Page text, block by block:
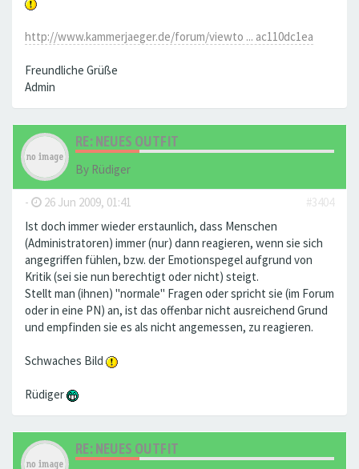
http://www.kammerjaeger.de/forum/viewto ... ac110dc1ea
Freundliche Grüße
Admin
RE: NEUES OUTFIT
By Rüdiger
- 26 Jun 2009, 01:41
#3404
Ist doch immer wieder erstaunlich, dass Menschen
(Administratoren) immer (nur) dann reagieren, wenn sie sich
angegriffen fühlen, bzw. der Emotionspegel aufgrund von
Kritik (sei sie nun berechtigt oder nicht) steigt.
Stellt man (ihnen) "normale" Fragen oder spricht sie (im Forum
oder in eine PN) an, ist das offenbar nicht ausreichend Grund
und empfinden sie es als nicht angemessen, zu reagieren.
Schwaches Bild
Rüdiger
RE: NEUES OUTFIT